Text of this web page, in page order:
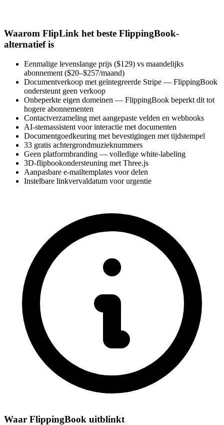
Waarom FlipLink het beste FlippingBook-
alternatief is
Eenmalige levenslange prijs ($129) vs maandelijks
abonnement ($20–$257/maand)
Documentverkoop met geïntegreerde Stripe — FlippingBook
ondersteunt geen verkoop
Onbeperkte eigen domeinen — FlippingBook beperkt dit tot
hogere abonnementen
Contactverzameling met aangepaste velden en webhooks
AI-stemassistent voor interactie met documenten
Documentgoedkeuring met bevestigingen met tijdstempel
33 gratis achtergrondmuzieknummers
Geen platformbranding — volledige white-labeling
3D-flipbookondersteuning met Three.js
Aanpasbare e-mailtemplates voor delen
Instelbare linkvervaldatum voor urgentie
Waar FlippingBook uitblinkt